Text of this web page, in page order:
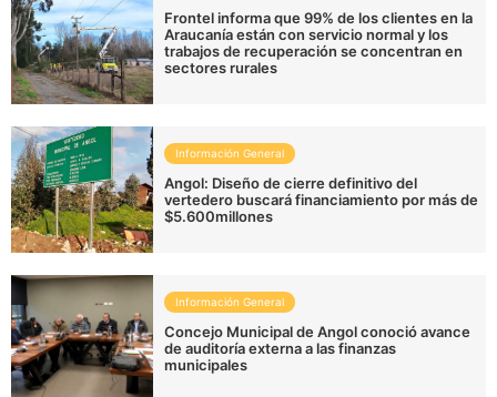
Frontel informa que 99% de los clientes en la
Araucanía están con servicio normal y los
trabajos de recuperación se concentran en
sectores rurales
Información General
Angol: Diseño de cierre definitivo del
vertedero buscará financiamiento por más de
$5.600millones
Información General
Concejo Municipal de Angol conoció avance
de auditoría externa a las finanzas
municipales